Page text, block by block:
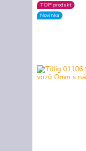
TOP produkt
Novinka